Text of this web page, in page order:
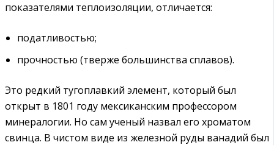
показателями теплоизоляции, отличается:
податливостью;
прочностью (тверже большинства сплавов).
Это редкий тугоплавкий элемент, который был
открыт в 1801 году мексиканским профессором
минералогии. Но сам ученый назвал его хроматом
свинца. В чистом виде из железной руды ванадий был